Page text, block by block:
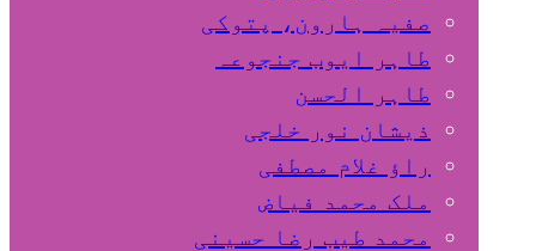
صفیہ ہارون، پتوکی
طاہر ایوب جنجوعہ
طاہر الحسن
ذیشان نور خلجی
راﺅ غلام مصطفی
ملک محمد فیاض
محمد طیب رضا حسینی